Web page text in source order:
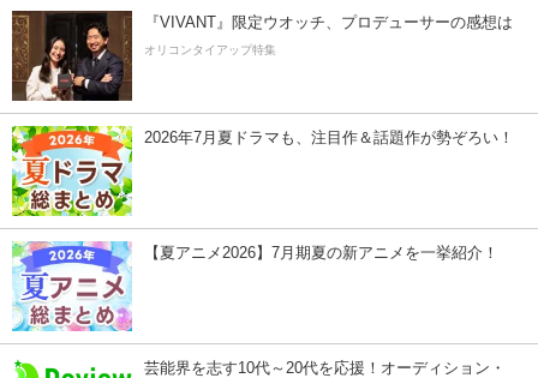
『VIVANT』限定ウオッチ、プロデューサーの感想は
オリコンタイアップ特集
2026年7月夏ドラマも、注目作＆話題作が勢ぞろい！
【夏アニメ2026】7月期夏の新アニメを一挙紹介！
芸能界を志す10代～20代を応援！オーディション・